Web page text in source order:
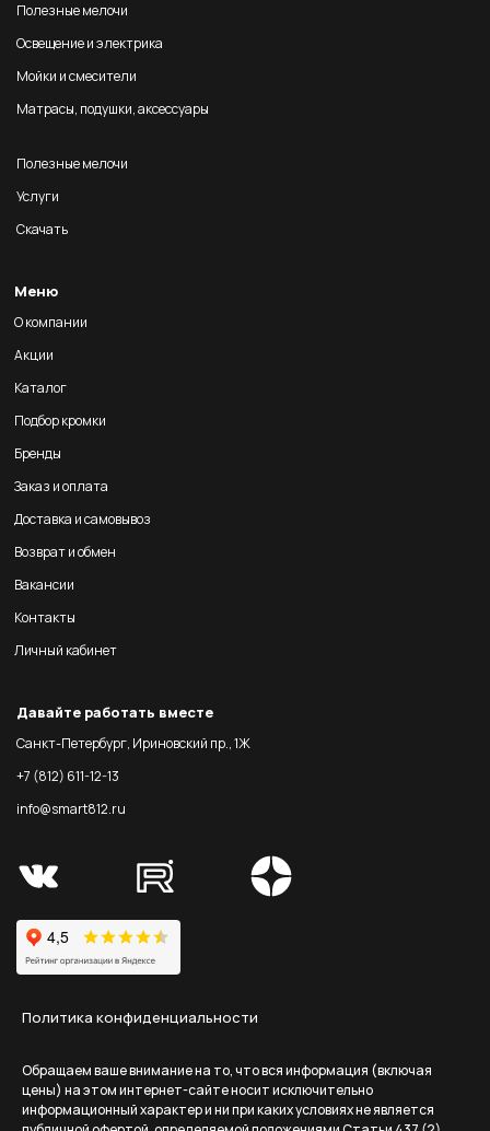
Полезные мелочи
Освещение и электрика
Мойки и смесители
Матрасы, подушки, аксессуары
Полезные мелочи
Услуги
Скачать
Меню
О компании
Акции
Каталог
Подбор кромки
Бренды
Заказ и оплата
Доставка и самовывоз
Возврат и обмен
Вакансии
Контакты
Личный кабинет
Давайте работать вместе
Санкт-Петербург, Ириновский пр., 1Ж
+7 (812) 611-12-13
info@smart812.ru
Политика конфиденциальности
Обращаем ваше внимание на то, что вся информация (включая
цены) на этом интернет-сайте носит исключительно
информационный характер и ни при каких условиях не является